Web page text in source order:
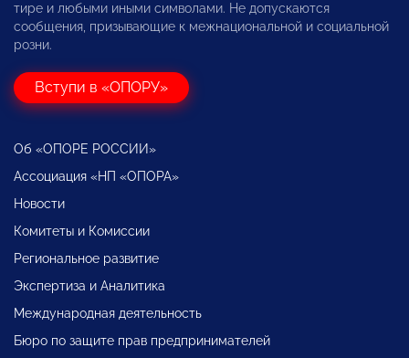
тире и любыми иными символами. Не допускаются
сообщения, призывающие к межнациональной и социальной
розни.
Вступи в «ОПОРУ»
Об «ОПОРЕ РОССИИ»
Ассоциация «НП «ОПОРА»
Новости
Комитеты и Комиссии
Региональное развитие
Экспертиза и Аналитика
Международная деятельность
Бюро по защите прав предпринимателей